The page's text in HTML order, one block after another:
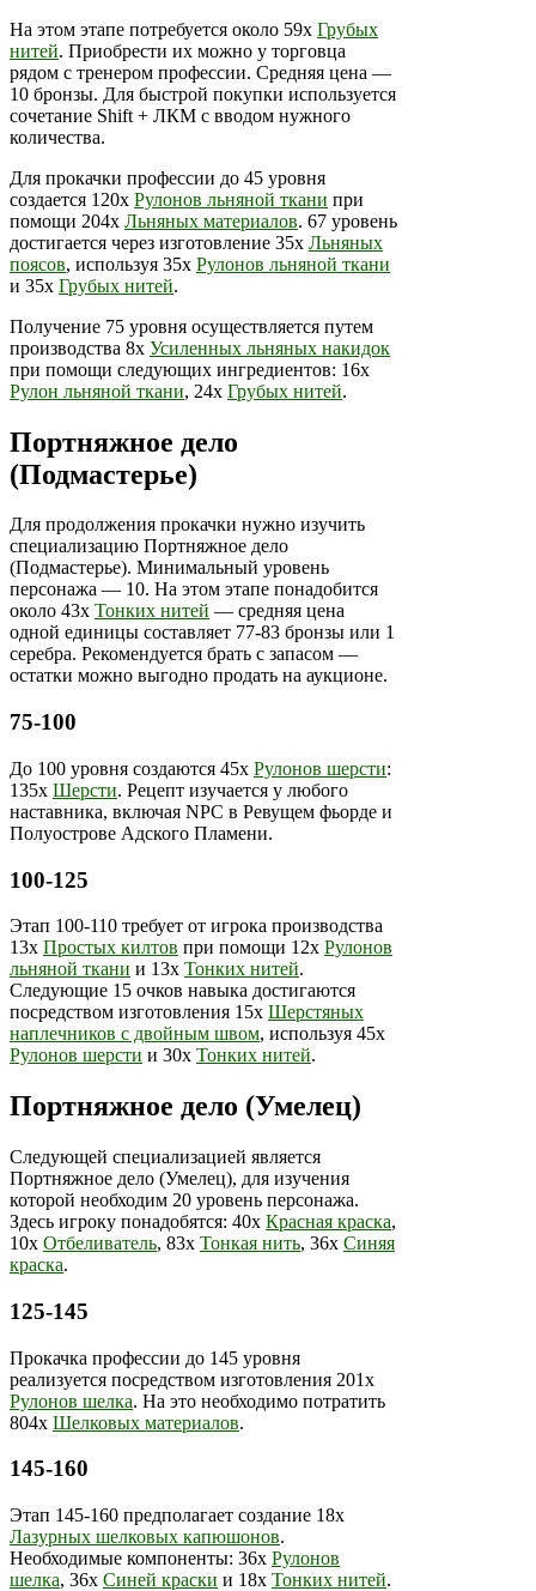
На этом этапе потребуется около 59х Грубых
нитей. Приобрести их можно у торговца
рядом с тренером профессии. Средняя цена —
10 бронзы. Для быстрой покупки используется
сочетание Shift + ЛКМ с вводом нужного
количества.
Для прокачки профессии до 45 уровня
создается 120х Рулонов льняной ткани при
помощи 204х Льняных материалов. 67 уровень
достигается через изготовление 35х Льняных
поясов, используя 35х Рулонов льняной ткани
и 35х Грубых нитей.
Получение 75 уровня осуществляется путем
производства 8х Усиленных льняных накидок
при помощи следующих ингредиентов: 16х
Рулон льняной ткани, 24х Грубых нитей.
Портняжное дело
(Подмастерье)
Для продолжения прокачки нужно изучить
специализацию Портняжное дело
(Подмастерье). Минимальный уровень
персонажа — 10. На этом этапе понадобится
около 43х Тонких нитей — средняя цена
одной единицы составляет 77-83 бронзы или 1
серебра. Рекомендуется брать с запасом —
остатки можно выгодно продать на аукционе.
75-100
До 100 уровня создаются 45х Рулонов шерсти:
135х Шерсти. Рецепт изучается у любого
наставника, включая NPC в Ревущем фьорде и
Полуострове Адского Пламени.
100-125
Этап 100-110 требует от игрока производства
13х Простых килтов при помощи 12х Рулонов
льняной ткани и 13х Тонких нитей.
Следующие 15 очков навыка достигаются
посредством изготовления 15х Шерстяных
наплечников с двойным швом, используя 45х
Рулонов шерсти и 30х Тонких нитей.
Портняжное дело (Умелец)
Следующей специализацией является
Портняжное дело (Умелец), для изучения
которой необходим 20 уровень персонажа.
Здесь игроку понадобятся: 40х Красная краска,
10х Отбеливатель, 83х Тонкая нить, 36х Синяя
краска.
125-145
Прокачка профессии до 145 уровня
реализуется посредством изготовления 201х
Рулонов шелка. На это необходимо потратить
804х Шелковых материалов.
145-160
Этап 145-160 предполагает создание 18х
Лазурных шелковых капюшонов.
Необходимые компоненты: 36х Рулонов
шелка, 36х Синей краски и 18х Тонких нитей.